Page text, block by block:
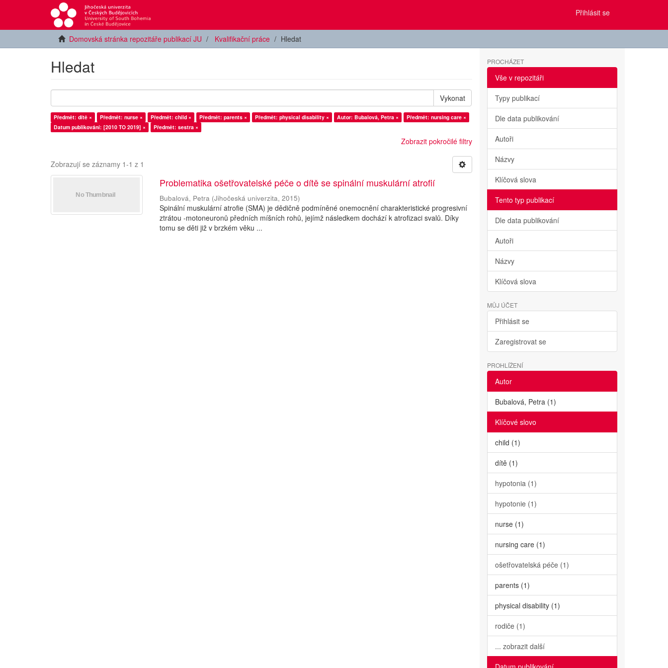
Přihlásit se
Domovská stránka repozitáře publikací JU Kvalifikační práce Hledat
Hledat
Vykonat
Předmět: dítě × Předmět: nurse × Předmět: child × Předmět: parents × Předmět: physical disability × Autor: Bubalová, Petra ×
Předmět: nursing care ×
Datum publikování: [2010 TO 2019] ×
Předmět: sestra ×
Zobrazit pokročilé filtry
Zobrazují se záznamy 1-1 z 1
Problematika ošetřovatelské péče o dítě se spinální muskulární atrofií
Bubalová, Petra (Jihočeská univerzita,2015)
Spinální muskulární atrofie (SMA) je dědičně podmíněné onemocnění charakteristické progresivní
ztrátou -motoneuronů předních míšních rohů, jejímž následkem dochází k atrofizaci svalů. Díky
tomu se děti již v brzkém věku ...
PROCHÁZET
Vše v repozitáři
Typy publikací
Dle data publikování
Autoři
Názvy
Klíčová slova
Tento typ publikací
Dle data publikování
Autoři
Názvy
Klíčová slova
MŮJ ÚČET
Přihlásit se
Zaregistrovat se
PROHLÍŽENÍ
Autor
Bubalová, Petra (1)
Klíčové slovo
child (1)
dítě (1)
hypotonia (1)
hypotonie (1)
nurse (1)
nursing care (1)
ošetřovatelská péče (1)
parents (1)
physical disability (1)
rodiče (1)
... zobrazit další